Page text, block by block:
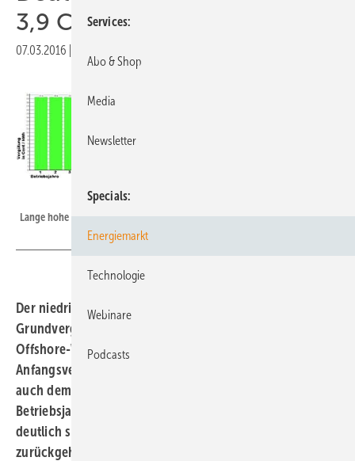
3,9 Cent
07.03.2016
Lange hohe Anfangsvergütung.
Der niedrige Betrag von maximal 3,9 Cent/kWh
Grundvergütung wird kein Anreiz sein, die deutschen
Offshore-Windparks lange über die Zeit der erhöhten
Anfangsvergütung hinaus laufen zu lassen. Dies wird
auch dem Umstand geschuldet sein, dass in den späten
Betriebsjahren die Reparatur- und Wartungskosten
deutlich steigen, die Einnahmen aber drastisch
zurückgehen.
Services
Abo & Shop
Media
Newsletter
Specials
Energiemarkt
Technologie
Webinare
Podcasts